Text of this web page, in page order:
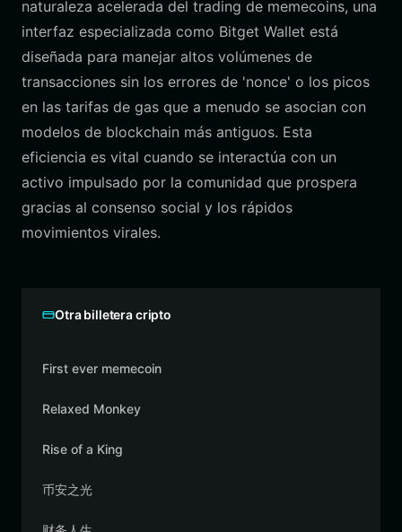
naturaleza acelerada del trading de memecoins, una
interfaz especializada como Bitget Wallet está
diseñada para manejar altos volúmenes de
transacciones sin los errores de 'nonce' o los picos
en las tarifas de gas que a menudo se asocian con
modelos de blockchain más antiguos. Esta
eficiencia es vital cuando se interactúa con un
activo impulsado por la comunidad que prospera
gracias al consenso social y los rápidos
movimientos virales.
Otra billetera cripto
First ever memecoin
Relaxed Monkey
Rise of a King
币安之光